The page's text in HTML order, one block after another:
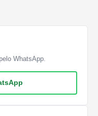
WhatsApp.